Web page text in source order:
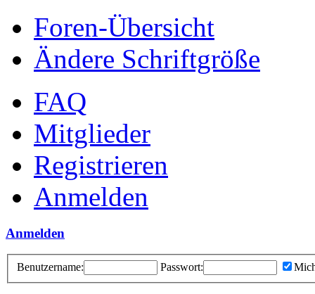
Foren-Übersicht
Ändere Schriftgröße
FAQ
Mitglieder
Registrieren
Anmelden
Anmelden
Benutzername: Passwort: